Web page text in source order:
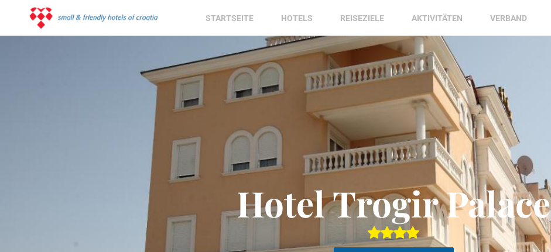
STARTSEITE HOTELS REISEZIELE AKTIVITÄTEN VERBAND
Hotel Trogir Palace